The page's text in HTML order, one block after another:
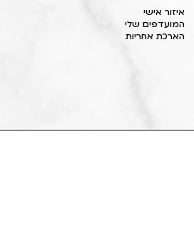
איזור אישי
המועדפים שלי
הארכת אחריות